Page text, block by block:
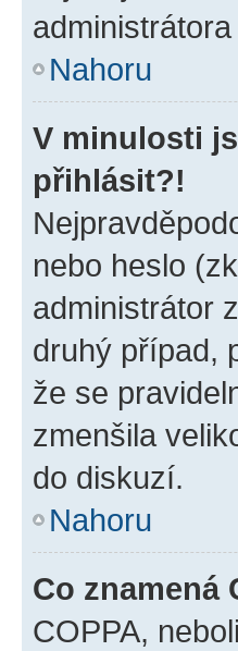
Nahoru
V minulosti
přihlásit?!
nebo heslo
administrátor
druhý případ,
že se
zmenšila
do diskuzí.
Nahoru
Co znamená
COPPA,